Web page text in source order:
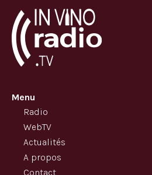
Menu
Radio
WebTV
Actualités
A propos
Contact